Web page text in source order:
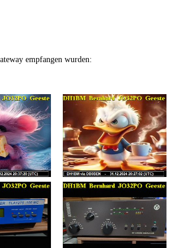
empfangen wurden: